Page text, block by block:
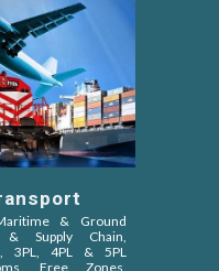
& Ground
& Supply Chain,
3PL, 4PL & 5PL
Free Zones,